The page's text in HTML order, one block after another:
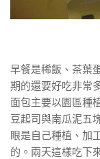
早餐是稀飯、茶葉
期的還要好吃非常
面包主要以園區種
豆起司與南瓜泥五
眼是自己種植、加
的。兩天這樣吃下